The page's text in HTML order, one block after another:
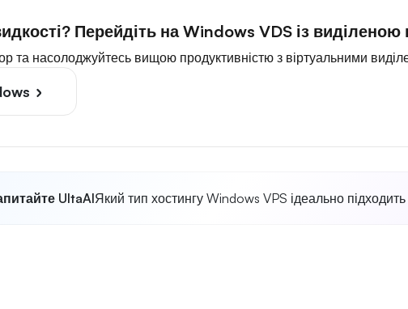
Перейдіть на Windows VDS із
та насолоджуйтесь вищою продуктивністю з віртуальними
UltaAIЯкий тип хостингу Windows VPS ідеально